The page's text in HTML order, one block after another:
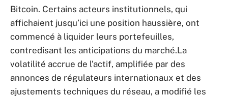
Bitcoin. Certains acteurs institutionnels, qui
affichaient jusqu’ici une position haussière, ont
commencé à liquider leurs portefeuilles,
contredisant les anticipations du marché.La
volatilité accrue de l’actif, amplifiée par des
annonces de régulateurs internationaux et des
ajustements techniques du réseau, a modifié les